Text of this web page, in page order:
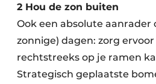
2 Hou de zon buiten
Ook een absolute aanrader
zonnige) dagen: zorg
rechtstreeks op je ramen
Strategisch geplaatste